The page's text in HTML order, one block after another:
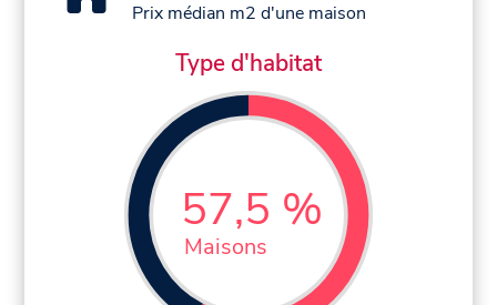
Prix médian m2 d'une maison
Type d'habitat
57,5 %
Maisons